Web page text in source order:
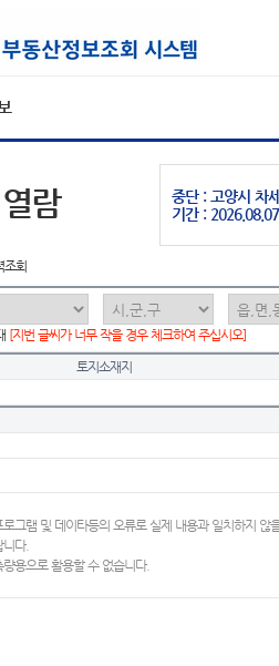
중단 : 고양시 차
기간 :
람
조회
[지번 글씨가 너무 작을 경우 체크하여 주십시오]
토지소재지
그램 및 데이타등의 오류로 실제 내용과 일치하지
다.
용으로 활용할 수 없습니다.